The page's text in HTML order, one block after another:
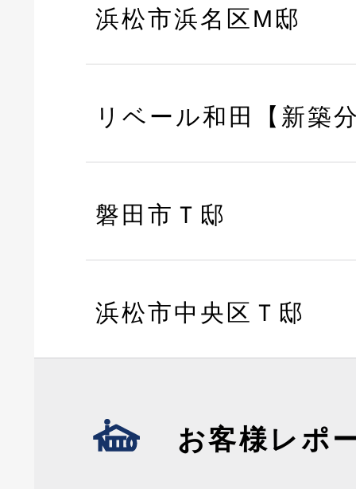
浜松市浜名区M邸
リベール和田【新築
磐田市Ｔ邸
浜松市中央区Ｔ邸
お客様レポ